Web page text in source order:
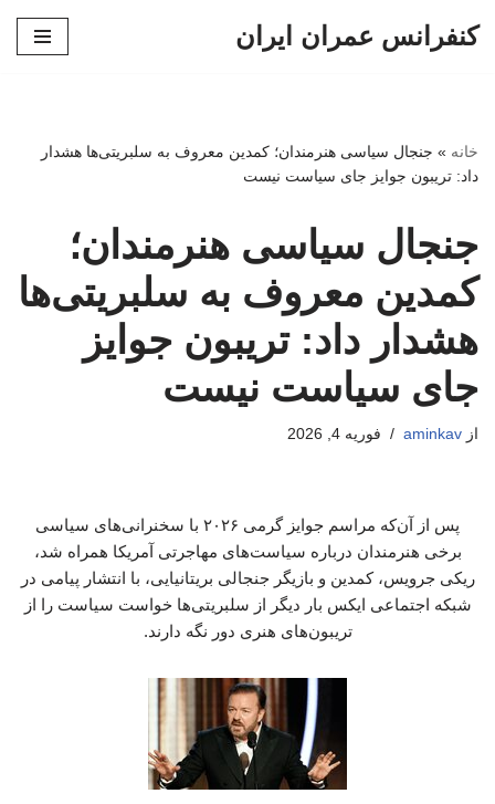
کنفرانس عمران ایران
خانه » جنجال سیاسی هنرمندان؛ کمدین معروف به سلبریتی‌ها هشدار
داد: تریبون جوایز جای سیاست نیست
جنجال سیاسی هنرمندان؛
کمدین معروف به سلبریتی‌ها
هشدار داد: تریبون جوایز
جای سیاست نیست
از aminkav فوریه 4, 2026
پس از آن‌که مراسم جوایز گرمی ۲۰۲۶ با سخنرانی‌های سیاسی
برخی هنرمندان درباره سیاست‌های مهاجرتی آمریکا همراه شد،
ریکی جرویس، کمدین و بازیگر جنجالی بریتانیایی، با انتشار پیامی در
شبکه اجتماعی ایکس بار دیگر از سلبریتی‌ها خواست سیاست را از
تریبون‌های هنری دور نگه دارند.